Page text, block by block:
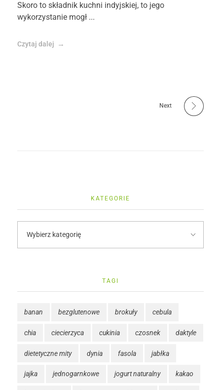
Skoro to składnik kuchni indyjskiej, to jego
wykorzystanie mogł ...
Czytaj dalej
Next
KATEGORIE
TAGI
banan bezglutenowe brokuły cebula
chia ciecierzyca cukinia czosnek daktyle
dietetyczne mity dynia fasola jabłka
jajka jednogarnkowe jogurt naturalny kakao